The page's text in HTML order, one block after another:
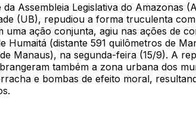
da Assembleia Legislativa do Amazonas
(UB), repudiou a forma truculenta
uma ação conjunta, agiu nas ações de
Humaitá (distante 591 quilômetros de
Manaus), na segunda-feira (15/9). A
também a zona urbana dos
e bombas de efeito moral,